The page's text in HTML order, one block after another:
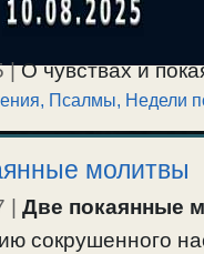
|О чувствах и
обычное.
17, и
и спасении
/ 10.08.2025.
Псалмы, Недели
молитвы
Две покаянные
сокрушенного